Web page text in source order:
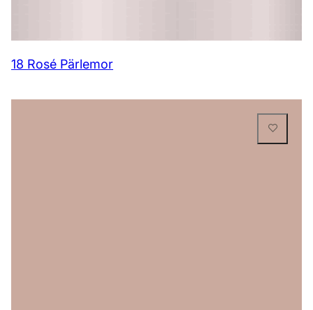
18 Rosé Pärlemor